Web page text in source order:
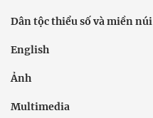
Dân tộc thiểu số và miền núi
English
Ảnh
Multimedia